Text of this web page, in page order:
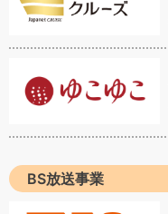
BS放送事業